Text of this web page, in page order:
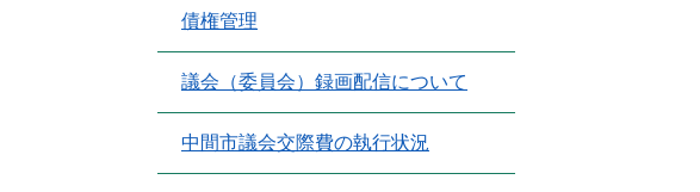
債権管理
議会（委員会）録画配信について
中間市議会交際費の執行状況